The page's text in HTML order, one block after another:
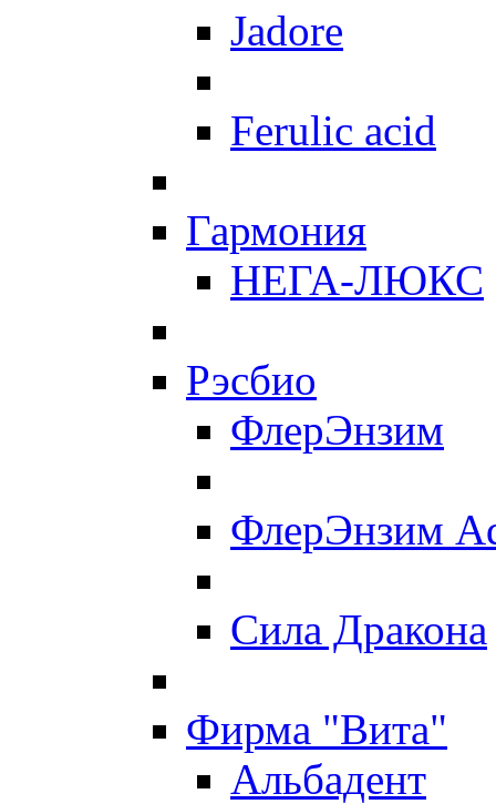
Jadore
Ferulic acid
Гармония
НЕГА-ЛЮКС
Рэсбио
ФлерЭнзим
ФлерЭнзим
Сила Дракона
Фирма "Вита"
Альбадент